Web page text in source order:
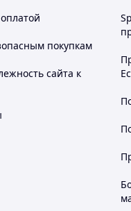
покупкам
сайта к